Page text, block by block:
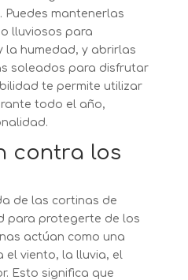
Puedes mantenerlas
lluviosos para
la humedad, y abrirlas
soleados para disfrutar
te permite utilizar
todo el año,
contra los
de las cortinas de
para protegerte de los
actúan como una
el viento, la lluvia, el
Esto significa que